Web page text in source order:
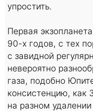
упростить.
Первая
90-х годов, с тех
с завидной
невероятно
газа, подобно
консистенцию, как
на разном